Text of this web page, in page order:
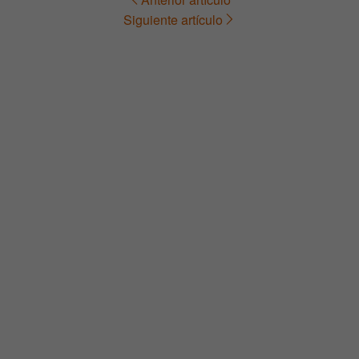
NavegaciónSiguiente artículo